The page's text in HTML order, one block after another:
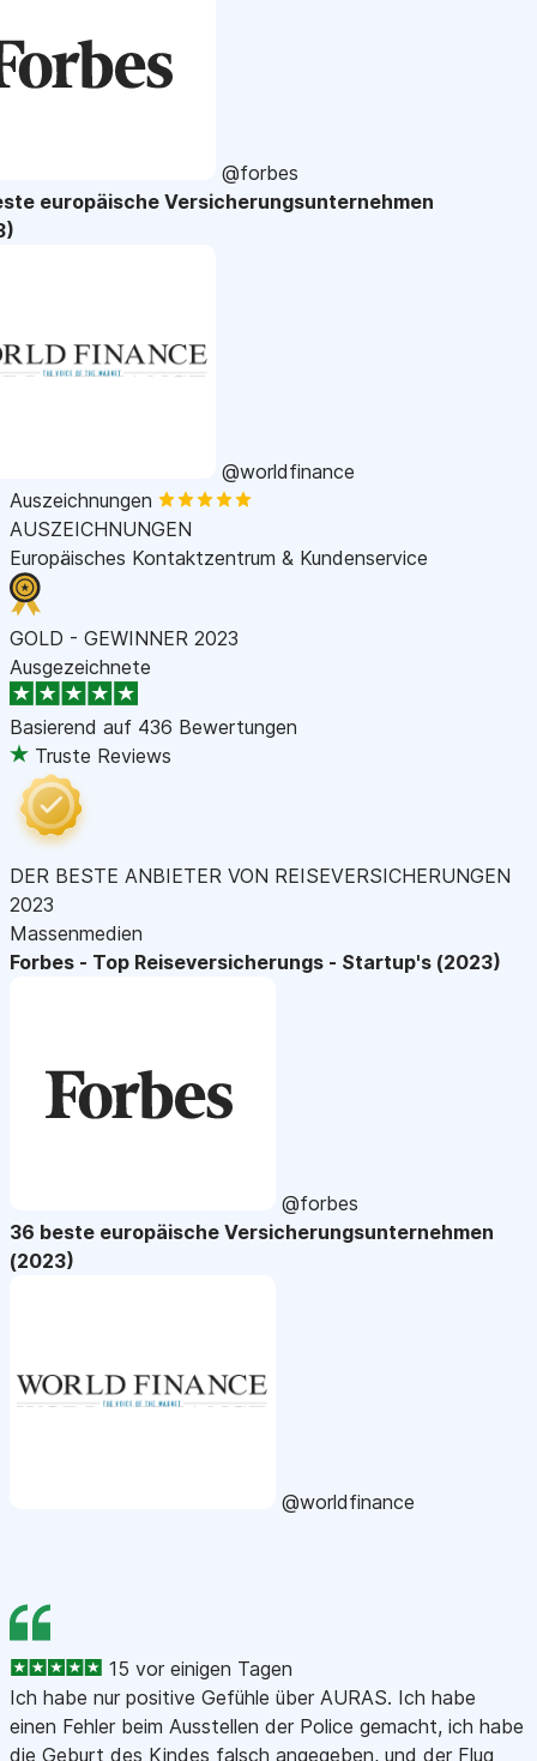
@forbes
europäische Versicherungsunternehmen
@worldfinance
Auszeichnungen
AUSZEICHNUNGEN
Europäisches Kontaktzentrum & Kundenservice
GOLD - GEWINNER 2023
Ausgezeichnete
Basierend auf 436 Bewertungen
Truste Reviews
DER BESTE ANBIETER VON REISEVERSICHERUNGEN
2023
Massenmedien
Forbes - Top Reiseversicherungs - Startup's (2023)
@forbes
36 beste europäische Versicherungsunternehmen
(2023)
@worldfinance
15 vor einigen Tagen
Ich habe nur positive Gefühle über AURAS. Ich habe
einen Fehler beim Ausstellen der Police gemacht, ich habe
die Geburt des Kindes falsch angegeben, und der Flug